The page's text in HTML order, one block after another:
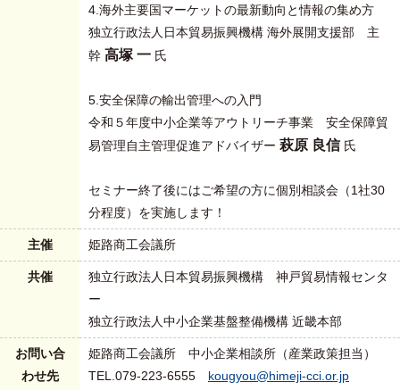
4.海外主要国マーケットの最新動向と情報の集め方
独立行政法人日本貿易振興機構 海外展開支援部 主
幹 高塚 一 氏
5.安全保障の輸出管理への入門
令和５年度中小企業等アウトリーチ事業 安全保障貿
易管理自主管理促進アドバイザー 萩原 良信 氏
セミナー終了後にはご希望の方に個別相談会（1社30
分程度）を実施します！
主催 姫路商工会議所
共催
独立行政法人日本貿易振興機構 神戸貿易情報センタ
ー
独立行政法人中小企業基盤整備機構 近畿本部
お問い合
わせ先
姫路商工会議所 中小企業相談所（産業政策担当）
TEL.079-223-6555 kougyou@himeji-cci.or.jp